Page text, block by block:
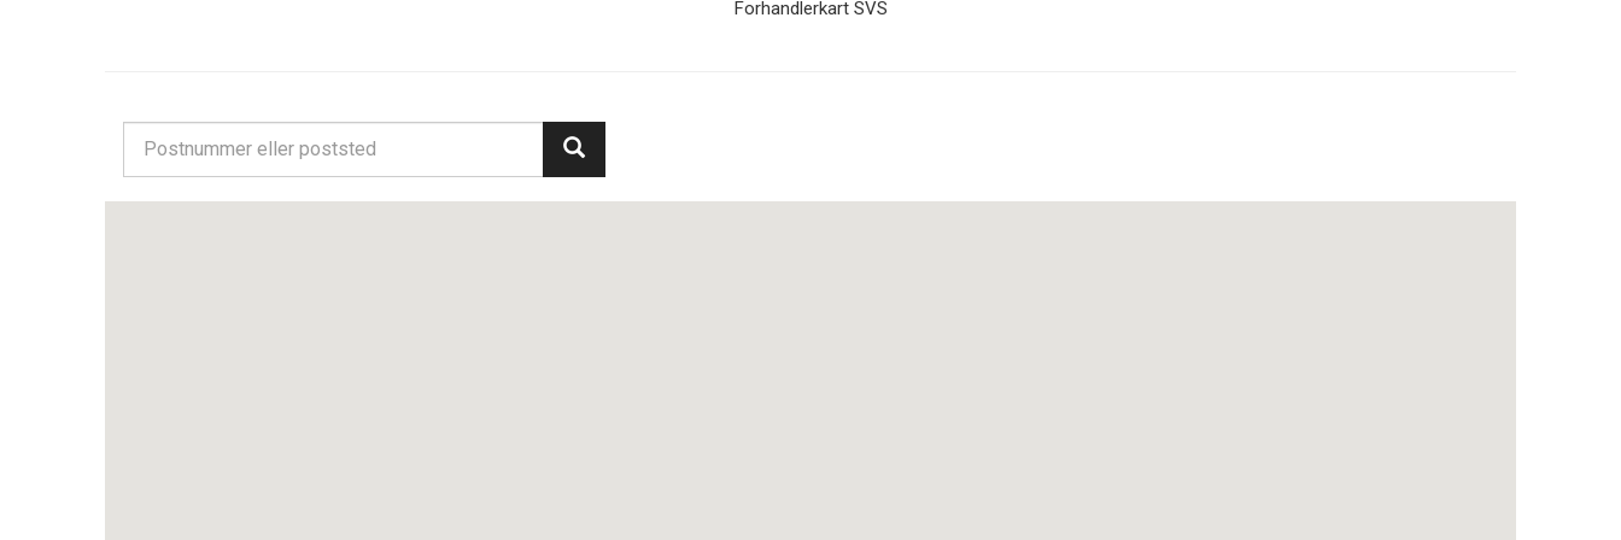
Forhandlerkart SVS